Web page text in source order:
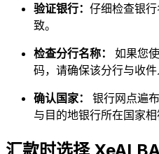
验证银行： 仔细检查银
致。
检查分行名称： 如果您
码，请确保该分行与收件
确认国家： 银行网点遍
与目的地银行所在国家相